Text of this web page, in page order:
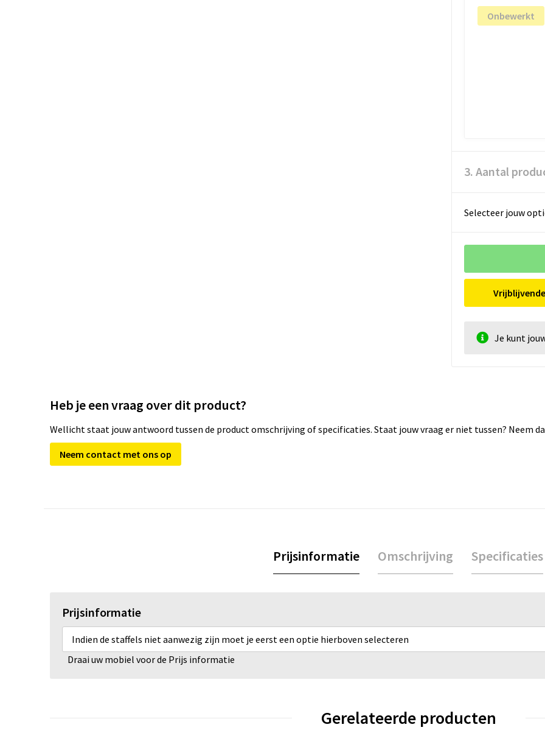
Onbewerkt
3. Aantal
Selecteer jouw
Je kunt
Heb je een vraag over dit product?
Wellicht staat jouw antwoord tussen de product omschrijving of specificaties. Staat jouw vraag er niet tussen? Neem
Neem contact met ons op
Prijsinformatie Omschrijving Specificaties
Prijsinformatie
Indien de staffels niet aanwezig zijn moet je eerst een optie hierboven selecteren
Draai uw mobiel voor de Prijs informatie
Gerelateerde producten